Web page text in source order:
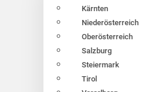
Kärnten
Niederösterreich
Oberösterreich
Salzburg
Steiermark
Tirol